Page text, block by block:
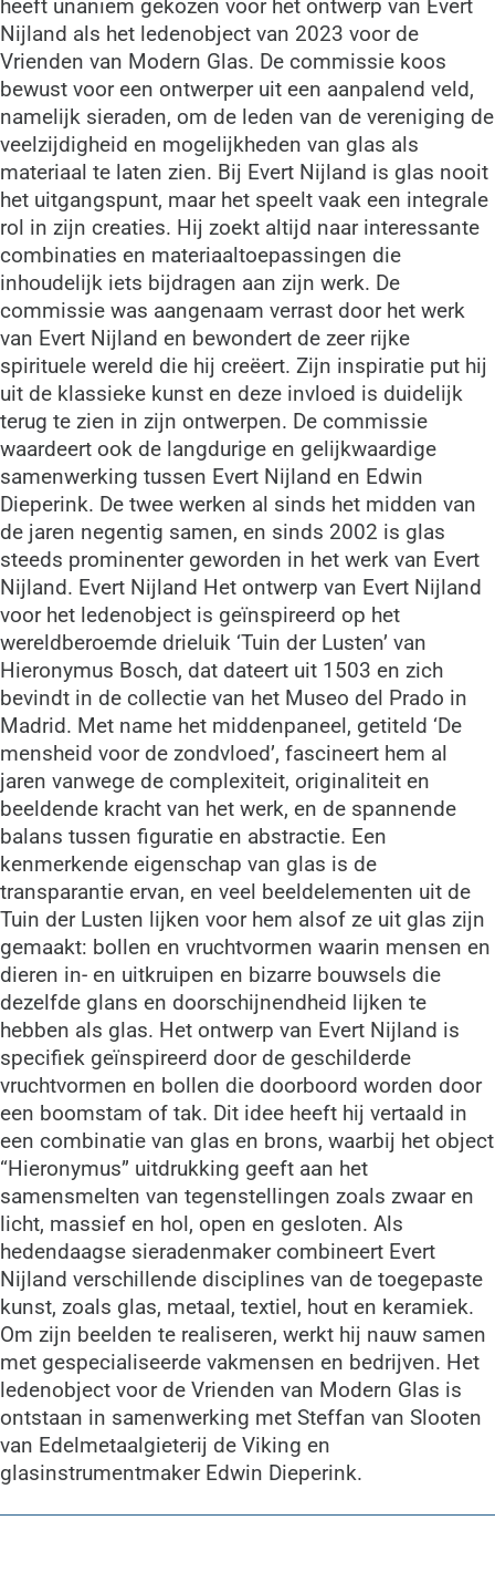
heeft unaniem gekozen voor het ontwerp van Evert
Nijland als het ledenobject van 2023 voor de
Vrienden van Modern Glas. De commissie koos
bewust voor een ontwerper uit een aanpalend veld,
namelijk sieraden, om de leden van de vereniging de
veelzijdigheid en mogelijkheden van glas als
materiaal te laten zien. Bij Evert Nijland is glas nooit
het uitgangspunt, maar het speelt vaak een integrale
rol in zijn creaties. Hij zoekt altijd naar interessante
combinaties en materiaaltoepassingen die
inhoudelijk iets bijdragen aan zijn werk. De
commissie was aangenaam verrast door het werk
van Evert Nijland en bewondert de zeer rijke
spirituele wereld die hij creëert. Zijn inspiratie put hij
uit de klassieke kunst en deze invloed is duidelijk
terug te zien in zijn ontwerpen. De commissie
waardeert ook de langdurige en gelijkwaardige
samenwerking tussen Evert Nijland en Edwin
Dieperink. De twee werken al sinds het midden van
de jaren negentig samen, en sinds 2002 is glas
steeds prominenter geworden in het werk van Evert
Nijland. Evert Nijland Het ontwerp van Evert Nijland
voor het ledenobject is geïnspireerd op het
wereldberoemde drieluik ‘Tuin der Lusten’ van
Hieronymus Bosch, dat dateert uit 1503 en zich
bevindt in de collectie van het Museo del Prado in
Madrid. Met name het middenpaneel, getiteld ‘De
mensheid voor de zondvloed’, fascineert hem al
jaren vanwege de complexiteit, originaliteit en
beeldende kracht van het werk, en de spannende
balans tussen figuratie en abstractie. Een
kenmerkende eigenschap van glas is de
transparantie ervan, en veel beeldelementen uit de
Tuin der Lusten lijken voor hem alsof ze uit glas zijn
gemaakt: bollen en vruchtvormen waarin mensen en
dieren in- en uitkruipen en bizarre bouwsels die
dezelfde glans en doorschijnendheid lijken te
hebben als glas. Het ontwerp van Evert Nijland is
specifiek geïnspireerd door de geschilderde
vruchtvormen en bollen die doorboord worden door
een boomstam of tak. Dit idee heeft hij vertaald in
een combinatie van glas en brons, waarbij het object
“Hieronymus” uitdrukking geeft aan het
samensmelten van tegenstellingen zoals zwaar en
licht, massief en hol, open en gesloten. Als
hedendaagse sieradenmaker combineert Evert
Nijland verschillende disciplines van de toegepaste
kunst, zoals glas, metaal, textiel, hout en keramiek.
Om zijn beelden te realiseren, werkt hij nauw samen
met gespecialiseerde vakmensen en bedrijven. Het
ledenobject voor de Vrienden van Modern Glas is
ontstaan in samenwerking met Steffan van Slooten
van Edelmetaalgieterij de Viking en
glasinstrumentmaker Edwin Dieperink.